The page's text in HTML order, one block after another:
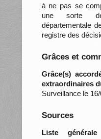
à ne pas se
une sorte
départementale
registre des
Grâces et
Grâce(s)
extraordinaires
Surveillance le
Sources
Liste